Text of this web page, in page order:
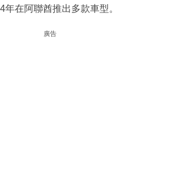
在阿聯酋推出多款車型。
廣告